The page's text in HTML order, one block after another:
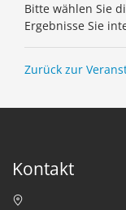
Bitte wählen Sie
Ergebnisse Sie
Zurück zur
Kontakt